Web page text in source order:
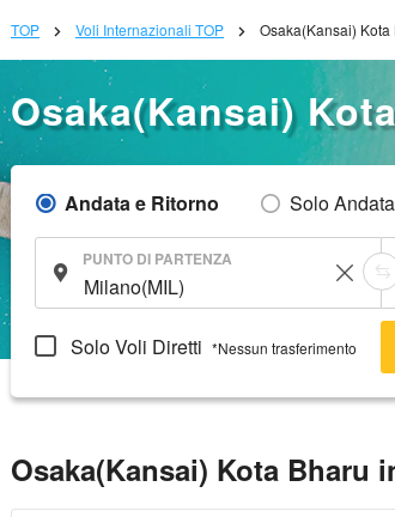
TOP Voli Internazionali TOP Osaka(Kansai)
Osaka(Kansai)
Andata e Ritorno Solo Andata
PUNTO DI PARTENZA
Solo Voli Diretti *Nessun trasferimento
Osaka(Kansai) Kota Bharu